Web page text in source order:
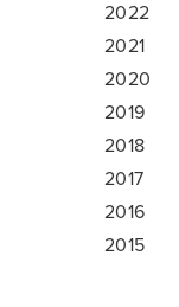
2022
2021
2020
2019
2018
2017
2016
2015